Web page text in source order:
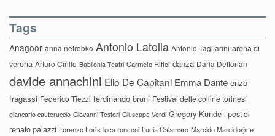
Tags
Anagoor anna netrebko Antonio Latella Antonio Tagliarini arena di
verona Arturo Cirillo Babilonia Teatri Carmelo Rifici danza Daria Deflorian
davide annachini Elio De Capitani Emma Dante enzo
fragassi Federico Tiezzi ferdinando bruni Festival delle colline torinesi
giancarlo cauteruccio Giovanni Testori Giuseppe Verdi Gregory Kunde i post di
renato palazzi Lorenzo Loris luca ronconi Lucia Calamaro Marcido Marcidorjs e